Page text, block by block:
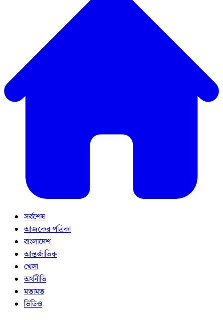
সর্বশেষ
আজকের পত্রিকা
বাংলাদেশ
আন্তর্জাতিক
খেলা
অর্থনীতি
মতামত
ভিডিও